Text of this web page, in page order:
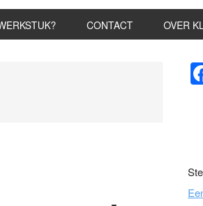
CONTACT OVER